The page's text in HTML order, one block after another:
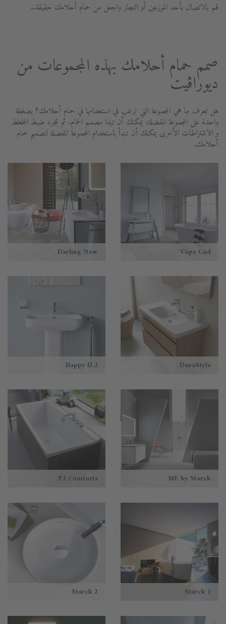
قم بالاتصال بأحد الموزعين أو التجار واجعل من حمام أحلامك حقيقة..
صمم حمام أحلامك بهذه المجموعات من
ديوراڨيت
هل تعرف ما هي المجموعة التي ترغب في استخدامها في حمام أحلامك؟ بضغطة
واحدة على المجموعة المفضلة، يمكنك أن تبدا مصمم الحمام. ثم بمجرد ضبط المخطط
و الاشتراطات الأخرى يمكنك أن تبدأ باستخدام المجموعة المفضلة لتصميم حمام
أحلامك.
Cape Cod
Darling New
DuraStyle
Happy D.2
ME by Starck
P3 Comforts
Starck 1
Starck 2